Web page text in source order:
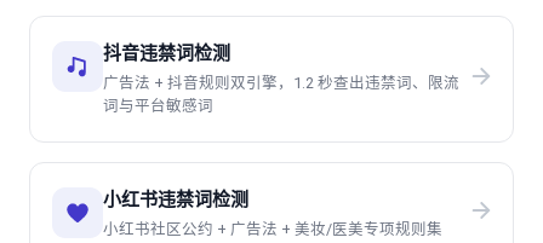
抖音违禁词检测
广告法 + 抖音规则双引擎，1.2 秒查出违禁词、限流
词与平台敏感词
小红书违禁词检测
小红书社区公约 + 广告法 + 美妆/医美专项规则集